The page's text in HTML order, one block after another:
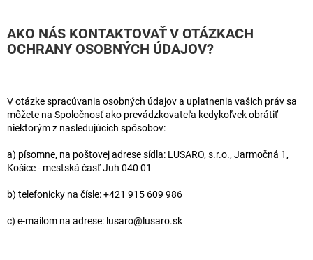
AKO NÁS KONTAKTOVAŤ V OTÁZKACH
OCHRANY OSOBNÝCH ÚDAJOV?
V otázke spracúvania osobných údajov a uplatnenia vašich práv sa
môžete na Spoločnosť ako prevádzkovateľa kedykoľvek obrátiť
niektorým z nasledujúcich spôsobov:
a) písomne, na poštovej adrese sídla: LUSARO, s.r.o., Jarmočná 1,
Košice - mestská časť Juh 040 01
b) telefonicky na čísle: +421 915 609 986
c) e-mailom na adrese: lusaro@lusaro.sk